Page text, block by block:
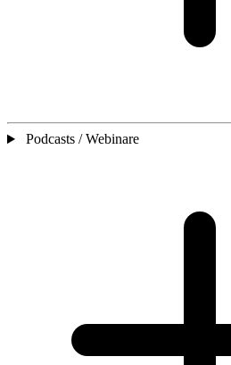
Podcasts / Webinare